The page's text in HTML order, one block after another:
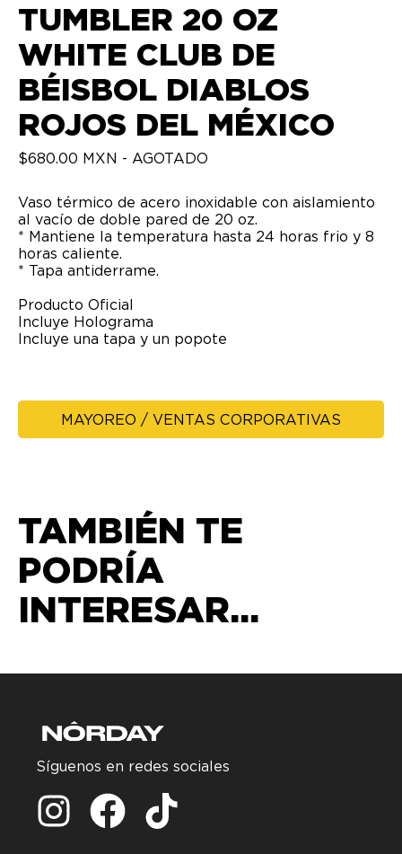
TUMBLER 20 OZ
WHITE CLUB DE
BÉISBOL DIABLOS
ROJOS DEL MÉXICO
$680.00 MXN - AGOTADO
Vaso térmico de acero inoxidable con aislamiento
al vacío de doble pared de 20 oz.
* Mantiene la temperatura hasta 24 horas frio y 8
horas caliente.
* Tapa antiderrame.
Producto Oficial
Incluye Holograma
Incluye una tapa y un popote
MAYOREO / VENTAS CORPORATIVAS
TAMBIÉN TE
PODRÍA
INTERESAR...
Síguenos en redes sociales